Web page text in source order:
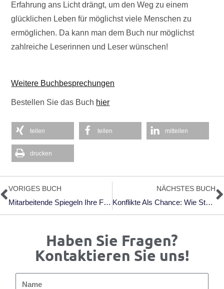
Erfahrung ans Licht drängt, um den Weg zu einem
glücklichen Leben für möglichst viele Menschen zu
ermöglichen. Da kann man dem Buch nur möglichst
zahlreiche Leserinnen und Leser wünschen!
Weitere Buchbesprechungen
Bestellen Sie das Buch hier
teilen teilen mitteilen
drucken
Zurück
VORIGES BUCH
Mitarbeitende Spiegeln Ihre Führungskräfte
NÄCHSTES BUCH
Konflikte Als Chance: Wie Störungen Beziehungen Im Beruf Stärken Können
Haben Sie Fragen?
Kontaktieren Sie uns!